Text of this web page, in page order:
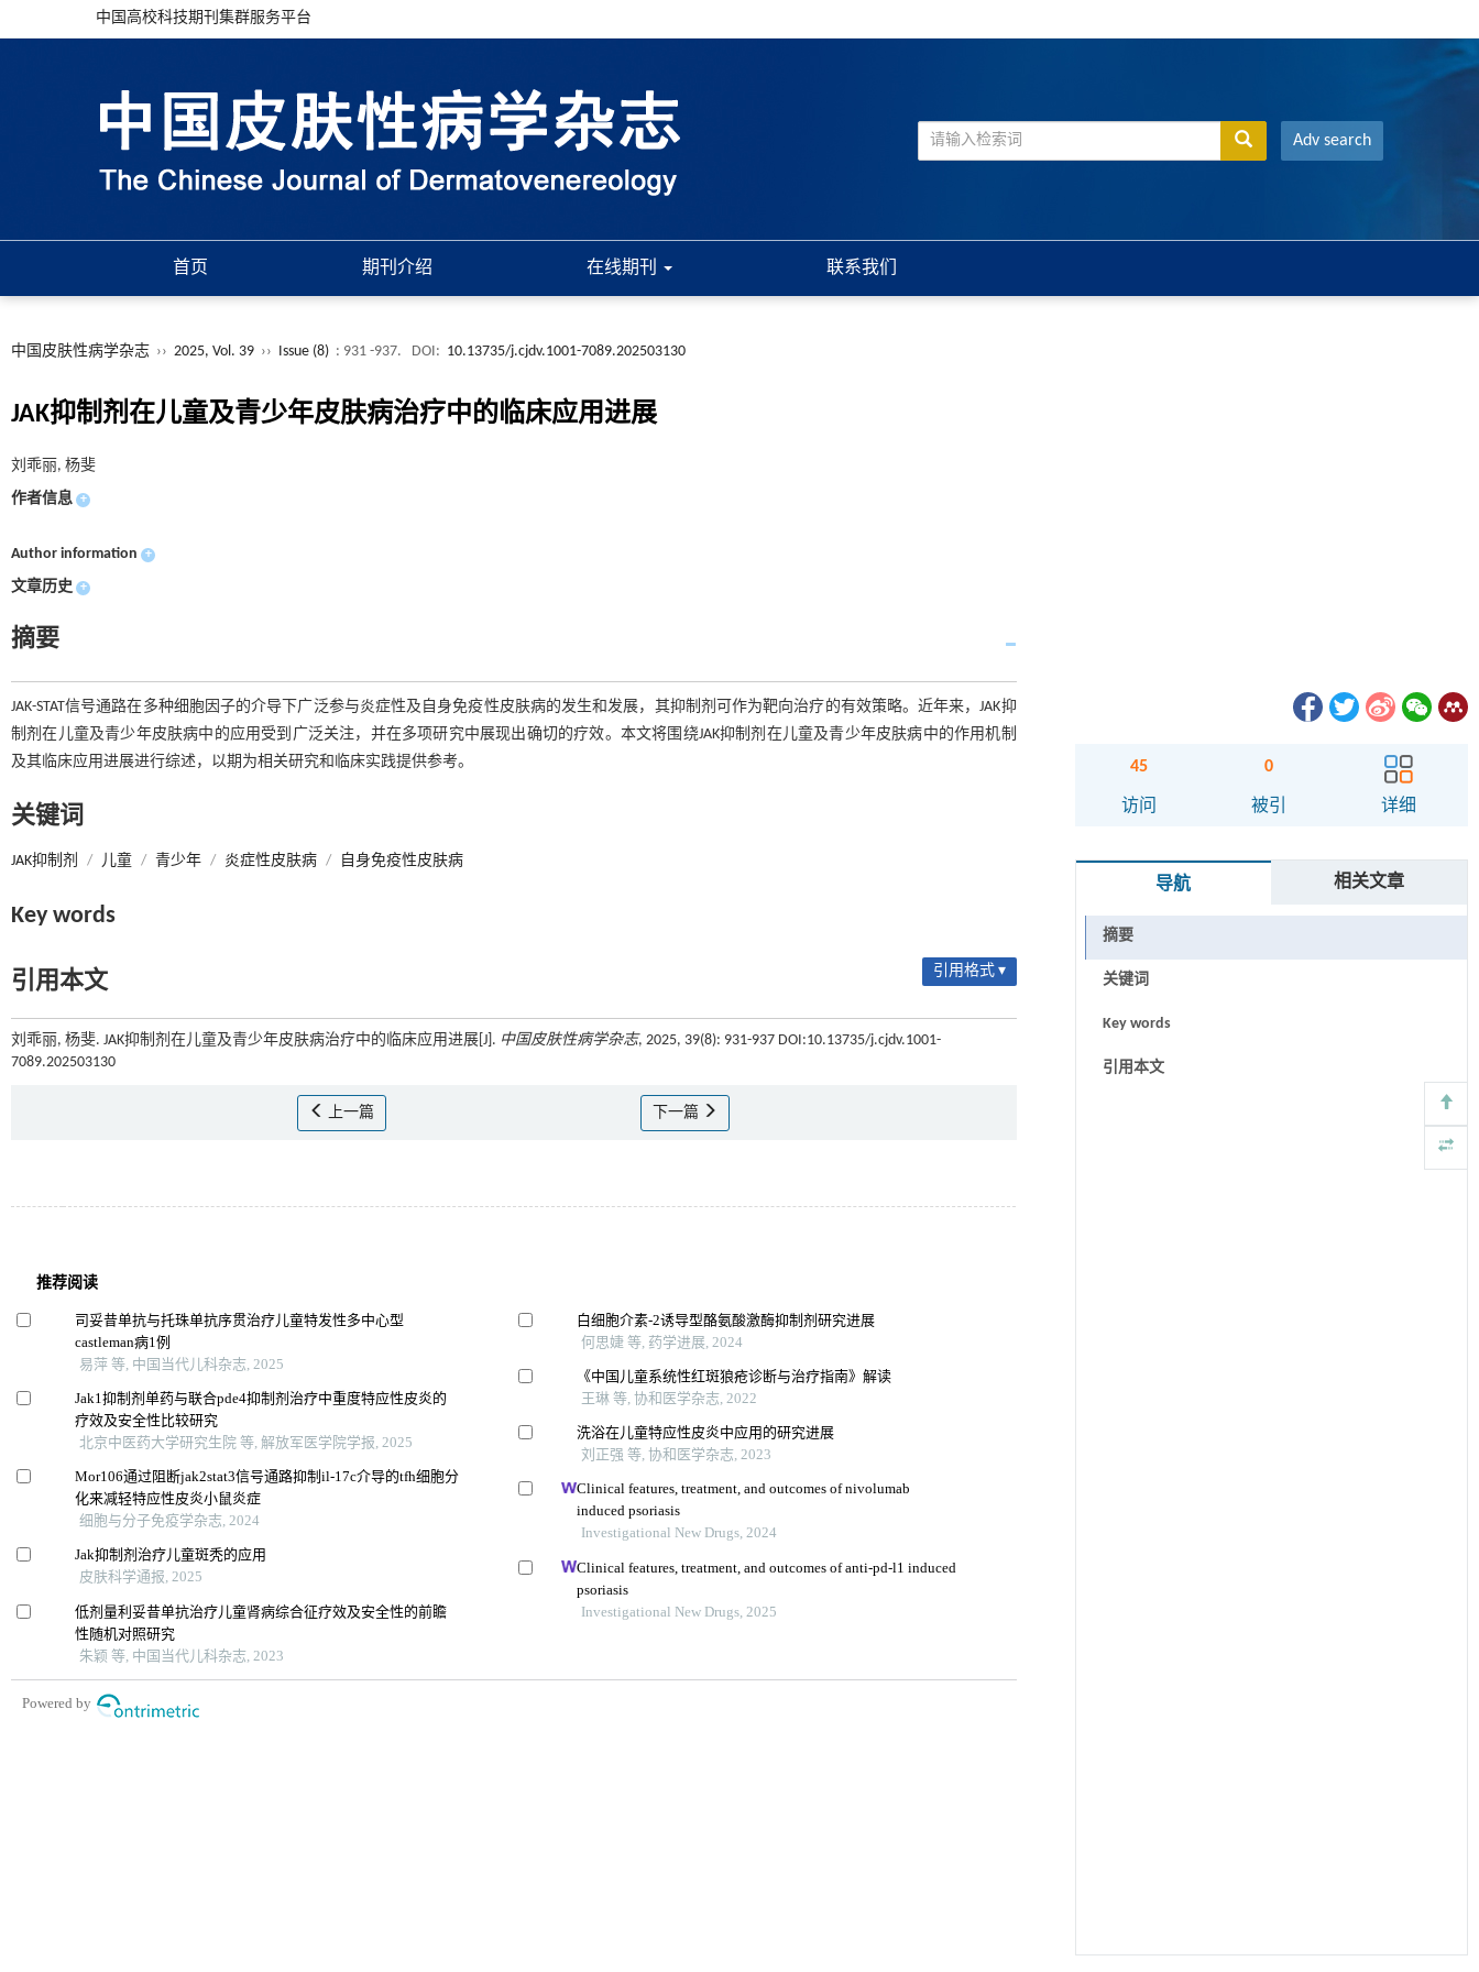
中国高校科技期刊集群服务平台
Adv search
首页 期刊介绍 在线期刊 联系我们
中国皮肤性病学杂志 ›› 2025, Vol. 39 ›› Issue (8) : 931 -937. DOI: 10.13735/j.cjdv.1001-7089.202503130
JAK抑制剂在儿童及青少年皮肤病治疗中的临床应用进展
刘乖丽, 杨斐
作者信息 +
Author information +
文章历史 +
摘要
JAK-STAT信号通路在多种细胞因子的介导下广泛参与炎症性及自身免疫性皮肤病的发生和发展，其抑制剂可作为靶向治疗的有效策略。近年来，JAK抑
制剂在儿童及青少年皮肤病中的应用受到广泛关注，并在多项研究中展现出确切的疗效。本文将围绕JAK抑制剂在儿童及青少年皮肤病中的作用机制
及其临床应用进展进行综述，以期为相关研究和临床实践提供参考。
关键词
JAK抑制剂 / 儿童 / 青少年 / 炎症性皮肤病 / 自身免疫性皮肤病
Key words
引用本文 引用格式 ▾
刘乖丽, 杨斐. JAK抑制剂在儿童及青少年皮肤病治疗中的临床应用进展[J]. 中国皮肤性病学杂志, 2025, 39(8): 931-937 DOI:10.13735/j.cjdv.1001-
7089.202503130
上一篇 下一篇
45
访问
0
被引 详细
导航 相关文章
摘要
关键词
Key words
引用本文